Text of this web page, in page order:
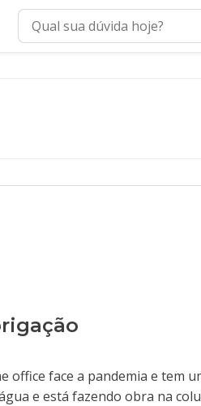
face a pandemia e tem
e está fazendo obra na